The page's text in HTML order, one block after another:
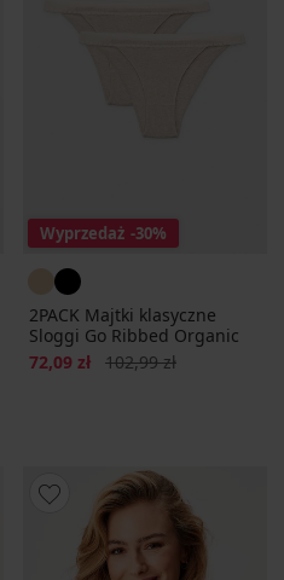
Wyprzedaż -30%
2PACK Majtki klasyczne
Sloggi Go Ribbed Organic
Zniżka
72,09 zł Pierwotna cena
102,99 zł